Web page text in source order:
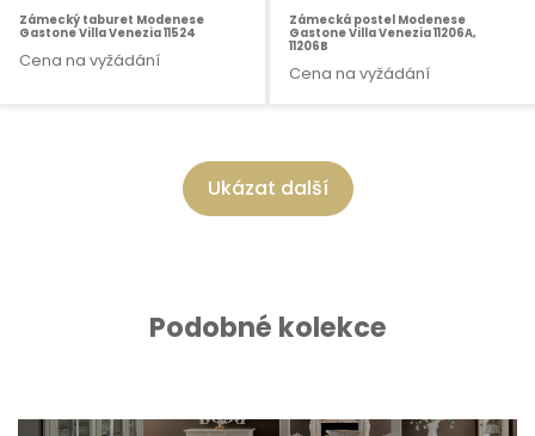
Zámecký taburet Modenese
Gastone Villa Venezia 11524
Cena na vyžádání
Zámecká postel Modenese
Gastone Villa Venezia 11206A,
11206B
Cena na vyžádání
Ukázat další
Podobné kolekce